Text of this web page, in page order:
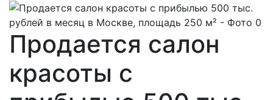
Продается салон
красоты с